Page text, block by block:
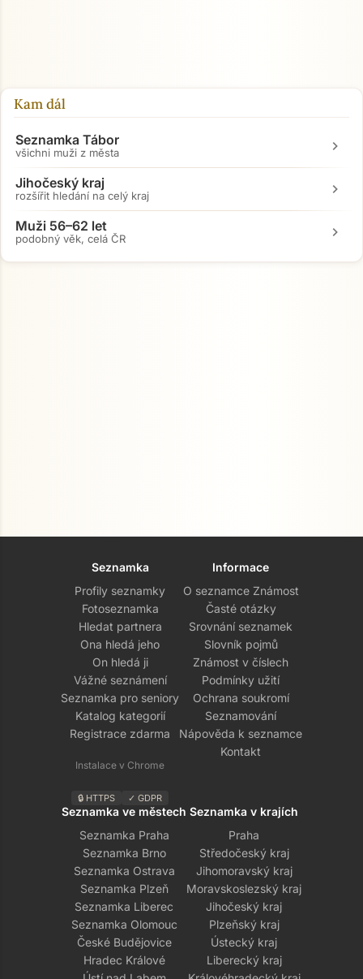
Kam dál
Seznamka Tábor
všichni muži z města chevron_right
Jihočeský kraj
rozšířit hledání na celý kraj chevron_right
Muži 56–62 let
podobný věk, celá ČR chevron_right
Seznamka
Profily seznamky
Fotoseznamka
Hledat partnera
Ona hledá jeho
On hledá ji
Vážné seznámení
Seznamka pro seniory
Katalog kategorií
Registrace zdarma
Instalace v Chrome
🔒 HTTPS ✓ GDPR
Informace
O seznamce Známost
Časté otázky
Srovnání seznamek
Slovník pojmů
Známost v číslech
Podmínky užití
Ochrana soukromí
Seznamování
Nápověda k seznamce
Kontakt
Seznamka ve městech
Seznamka Praha
Seznamka Brno
Seznamka Ostrava
Seznamka Plzeň
Seznamka Liberec
Seznamka Olomouc
České Budějovice
Hradec Králové
Seznamka v krajích
Praha
Středočeský kraj
Jihomoravský kraj
Moravskoslezský kraj
Jihočeský kraj
Plzeňský kraj
Ústecký kraj
Liberecký kraj